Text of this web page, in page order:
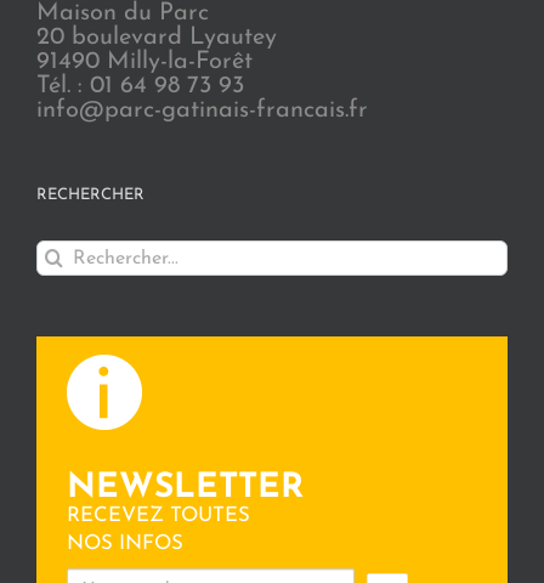
Maison du Parc
20 boulevard Lyautey
91490 Milly-la-Forêt
Tél. : 01 64 98 73 93
info@parc-gatinais-francais.fr
RECHERCHER
Rechercher:
NEWSLETTER
RECEVEZ TOUTES
NOS INFOS